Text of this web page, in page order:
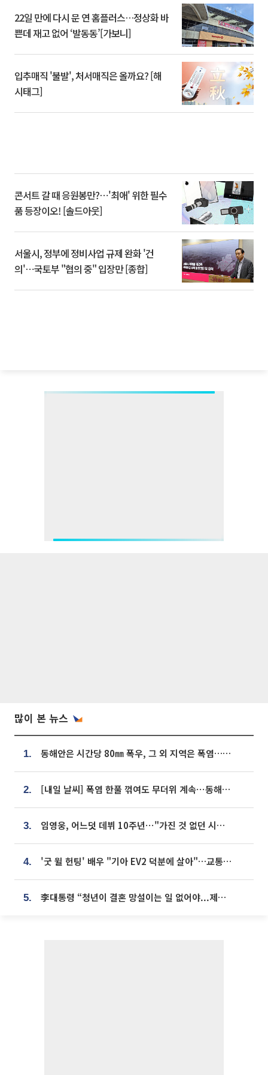
22일 만에 다시 문 연 홈플러스…정상화 바
쁜데 재고 없어 ‘발동동’[가보니]
입추매직 '불발', 처서매직은 올까요? [해
시태그]
콘서트 갈 때 응원봉만?⋯'최애' 위한 필수
품 등장이오! [솔드아웃]
서울시, 정부에 정비사업 규제 완화 '건
의'⋯국토부 "협의 중" 입장만 [종합]
많이 본 뉴스
1. 동해안은 시간당 80㎜ 폭우, 그 외 지역은 폭염…‘극과 극 날씨’
2. [내일 날씨] 폭염 한풀 꺾여도 무더위 계속⋯동해안 이틀 연속 비
3. 임영웅, 어느덧 데뷔 10주년⋯"가진 것 없던 시절, 내 앞엔 20명의 팬뿐"
4. '굿 윌 헌팅' 배우 "기아 EV2 덕분에 살아"…교통사고 후 안전성 극찬
5. 李대통령 “청년이 결혼 망설이는 일 없어야...제도상 불이익 조사”